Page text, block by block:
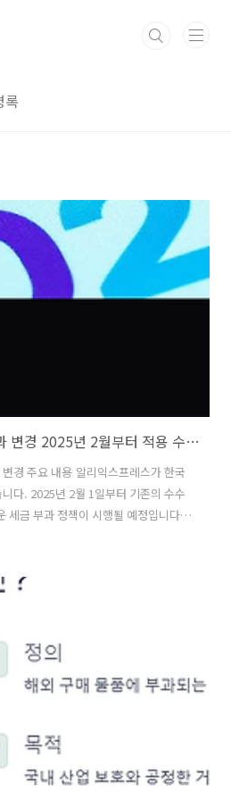
록
알리익스프레스 세금 부과 변경 2025년 2월부터 적용 수수료율과 관부가세 정책 총정리
경 주요 내용 알리익스프레스가 한국
다. 2025년 2월 1일부터 기존의 수수
세금 부과 정책이 시행될 예정입니다.
상품관인 '케이베뉴(K-Venue)'에 적
으로 예상됩니다. 2025년 2월 새로운
들은 입점일로부터 90일 동안 수수료
들의 초기 부담을 덜어주기 위한 조치로
이 5억원 이하인 중소기업 판매..